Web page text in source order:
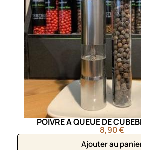
POIVRE A QUEUE DE
8,90 €
Ajouter au